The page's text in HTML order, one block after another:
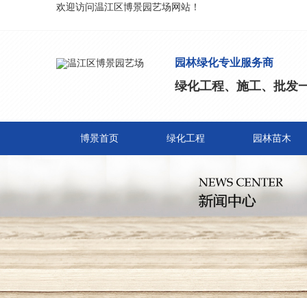
欢迎访问温江区博景园艺场网站！
园林绿化专业服务商
绿化工程、施工、批发
博景首页 绿化工程 园林苗木